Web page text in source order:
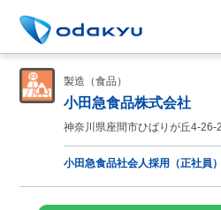
製造（食品）
小田急食品株式会社
神奈川県座間市ひばりが丘4-26-2
小田急食品社会人採用（正社員）